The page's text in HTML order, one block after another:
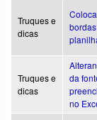
Truques e
dicas
Truques e
dicas
da
no